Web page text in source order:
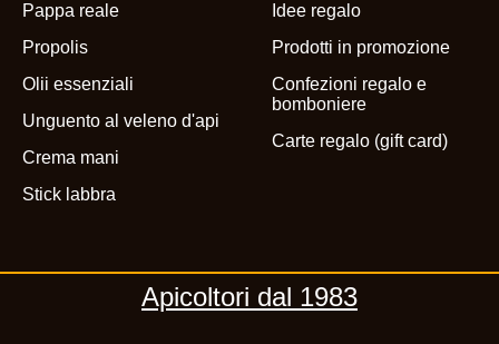
Pappa reale
Propolis
Olii essenziali
Unguento al veleno d'api
Crema mani
Stick labbra
Idee regalo
Prodotti in promozione
Confezioni regalo e
bomboniere
Carte regalo (gift card)
Apicoltori dal 1983